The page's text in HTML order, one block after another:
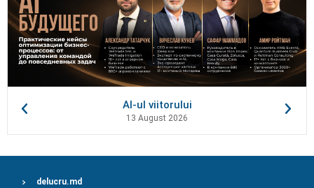
AI-ul viitorului
13 August 2026
delucru.md